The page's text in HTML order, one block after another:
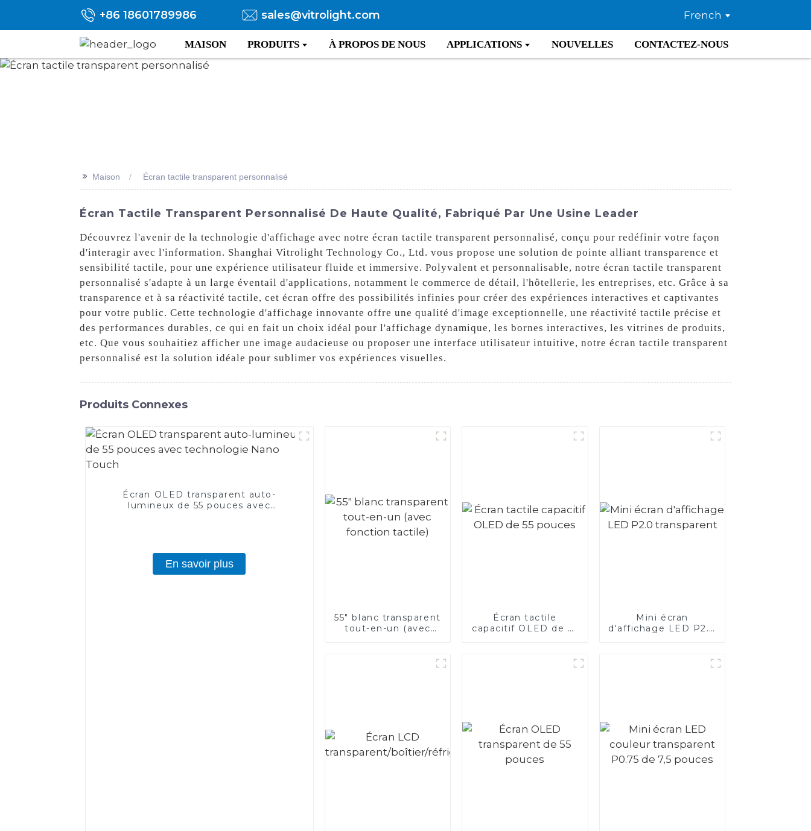
+86 18601789986 sales@vitrolight.com French
MAISON PRODUITS À PROPOS DE NOUS APPLICATIONS NOUVELLES CONTACTEZ-NOUS
>> Maison Écran tactile transparent personnalisé
Écran Tactile Transparent Personnalisé De Haute Qualité, Fabriqué Par Une Usine Leader
Découvrez l'avenir de la technologie d'affichage avec notre écran tactile transparent personnalisé, conçu pour redéfinir votre façon
d'interagir avec l'information. Shanghai Vitrolight Technology Co., Ltd. vous propose une solution de pointe alliant transparence et
sensibilité tactile, pour une expérience utilisateur fluide et immersive. Polyvalent et personnalisable, notre écran tactile transparent
personnalisé s'adapte à un large éventail d'applications, notamment le commerce de détail, l'hôtellerie, les entreprises, etc. Grâce à sa
transparence et à sa réactivité tactile, cet écran offre des possibilités infinies pour créer des expériences interactives et captivantes
pour votre public. Cette technologie d'affichage innovante offre une qualité d'image exceptionnelle, une réactivité tactile précise et
des performances durables, ce qui en fait un choix idéal pour l'affichage dynamique, les bornes interactives, les vitrines de produits,
etc. Que vous souhaitiez afficher une image audacieuse ou proposer une interface utilisateur intuitive, notre écran tactile transparent
personnalisé est la solution idéale pour sublimer vos expériences visuelles.
Produits Connexes
Écran OLED transparent auto-
lumineux de 55 pouces avec
En savoir plus
55" blanc transparent
tout-en-un (avec
Écran tactile
capacitif OLED de 55
Mini écran
d'affichage LED P2.0